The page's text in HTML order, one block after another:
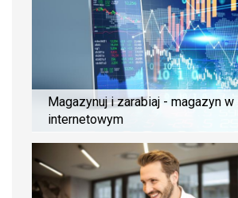
Magazynuj i zarabiaj - magazyn
internetowym